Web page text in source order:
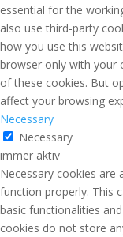
essential for the
also use third-party
how you use this
browser only with your
of these cookies. But
affect your browsing
Necessary
Necessary
immer aktiv
Necessary cookies are
function properly. This
basic functionalities
cookies do not store